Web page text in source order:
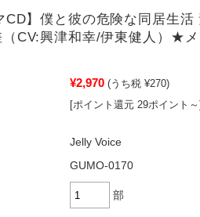
CD】僕と彼の危険な同居生活
（CV:興津和幸/伊東健人）★メ
¥2,970 (うち税 ¥270)
[ポイント還元 29ポイント～]
Jelly Voice
GUMO-0170
部